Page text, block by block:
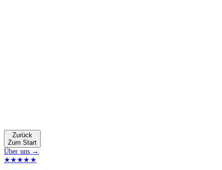
Zurück
Zum Start
Über uns →
★★★★★